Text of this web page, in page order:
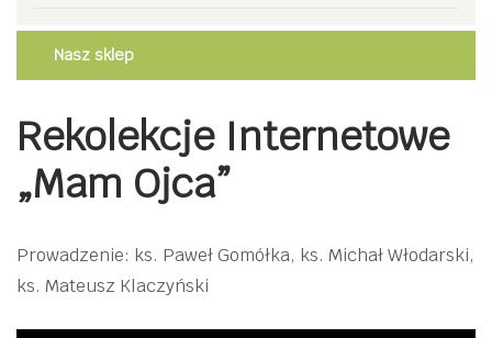
Nasz sklep
Rekolekcje Internetowe
„Mam Ojca”
Prowadzenie: ks. Paweł Gomółka, ks. Michał Włodarski,
ks. Mateusz Klaczyński